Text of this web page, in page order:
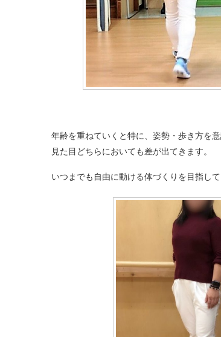
年齢を重ねていくと特に、姿勢・歩き方を
見た目どちらにおいても差が出てきます。
いつまでも自由に動ける体づくりを目指し